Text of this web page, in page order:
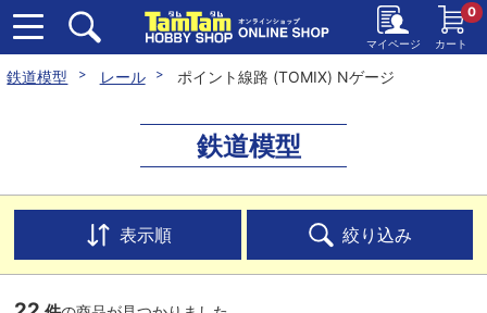
マイページ カート
0
鉄道模型 レール ポイント線路 (TOMIX) Nゲージ
鉄道模型
表示順 絞り込み